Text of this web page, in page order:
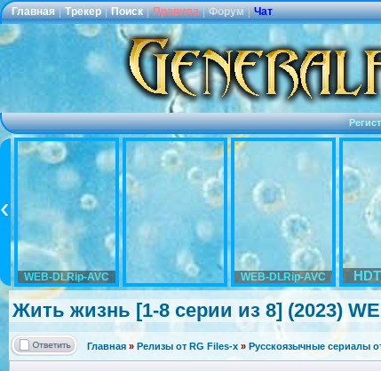
Главная | Трекер | Поиск | Правила | Форум | Чат
WEB-DLRip-AVC WEB-DLRip-AVC
Жить жизнь [1-8 серии из 8] (2023)
Главная » Релизы от RG Files-x » Русскоязычные сериалы